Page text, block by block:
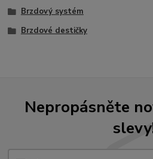
Brzdový systém
Brzdové destičky
Nepropásněte